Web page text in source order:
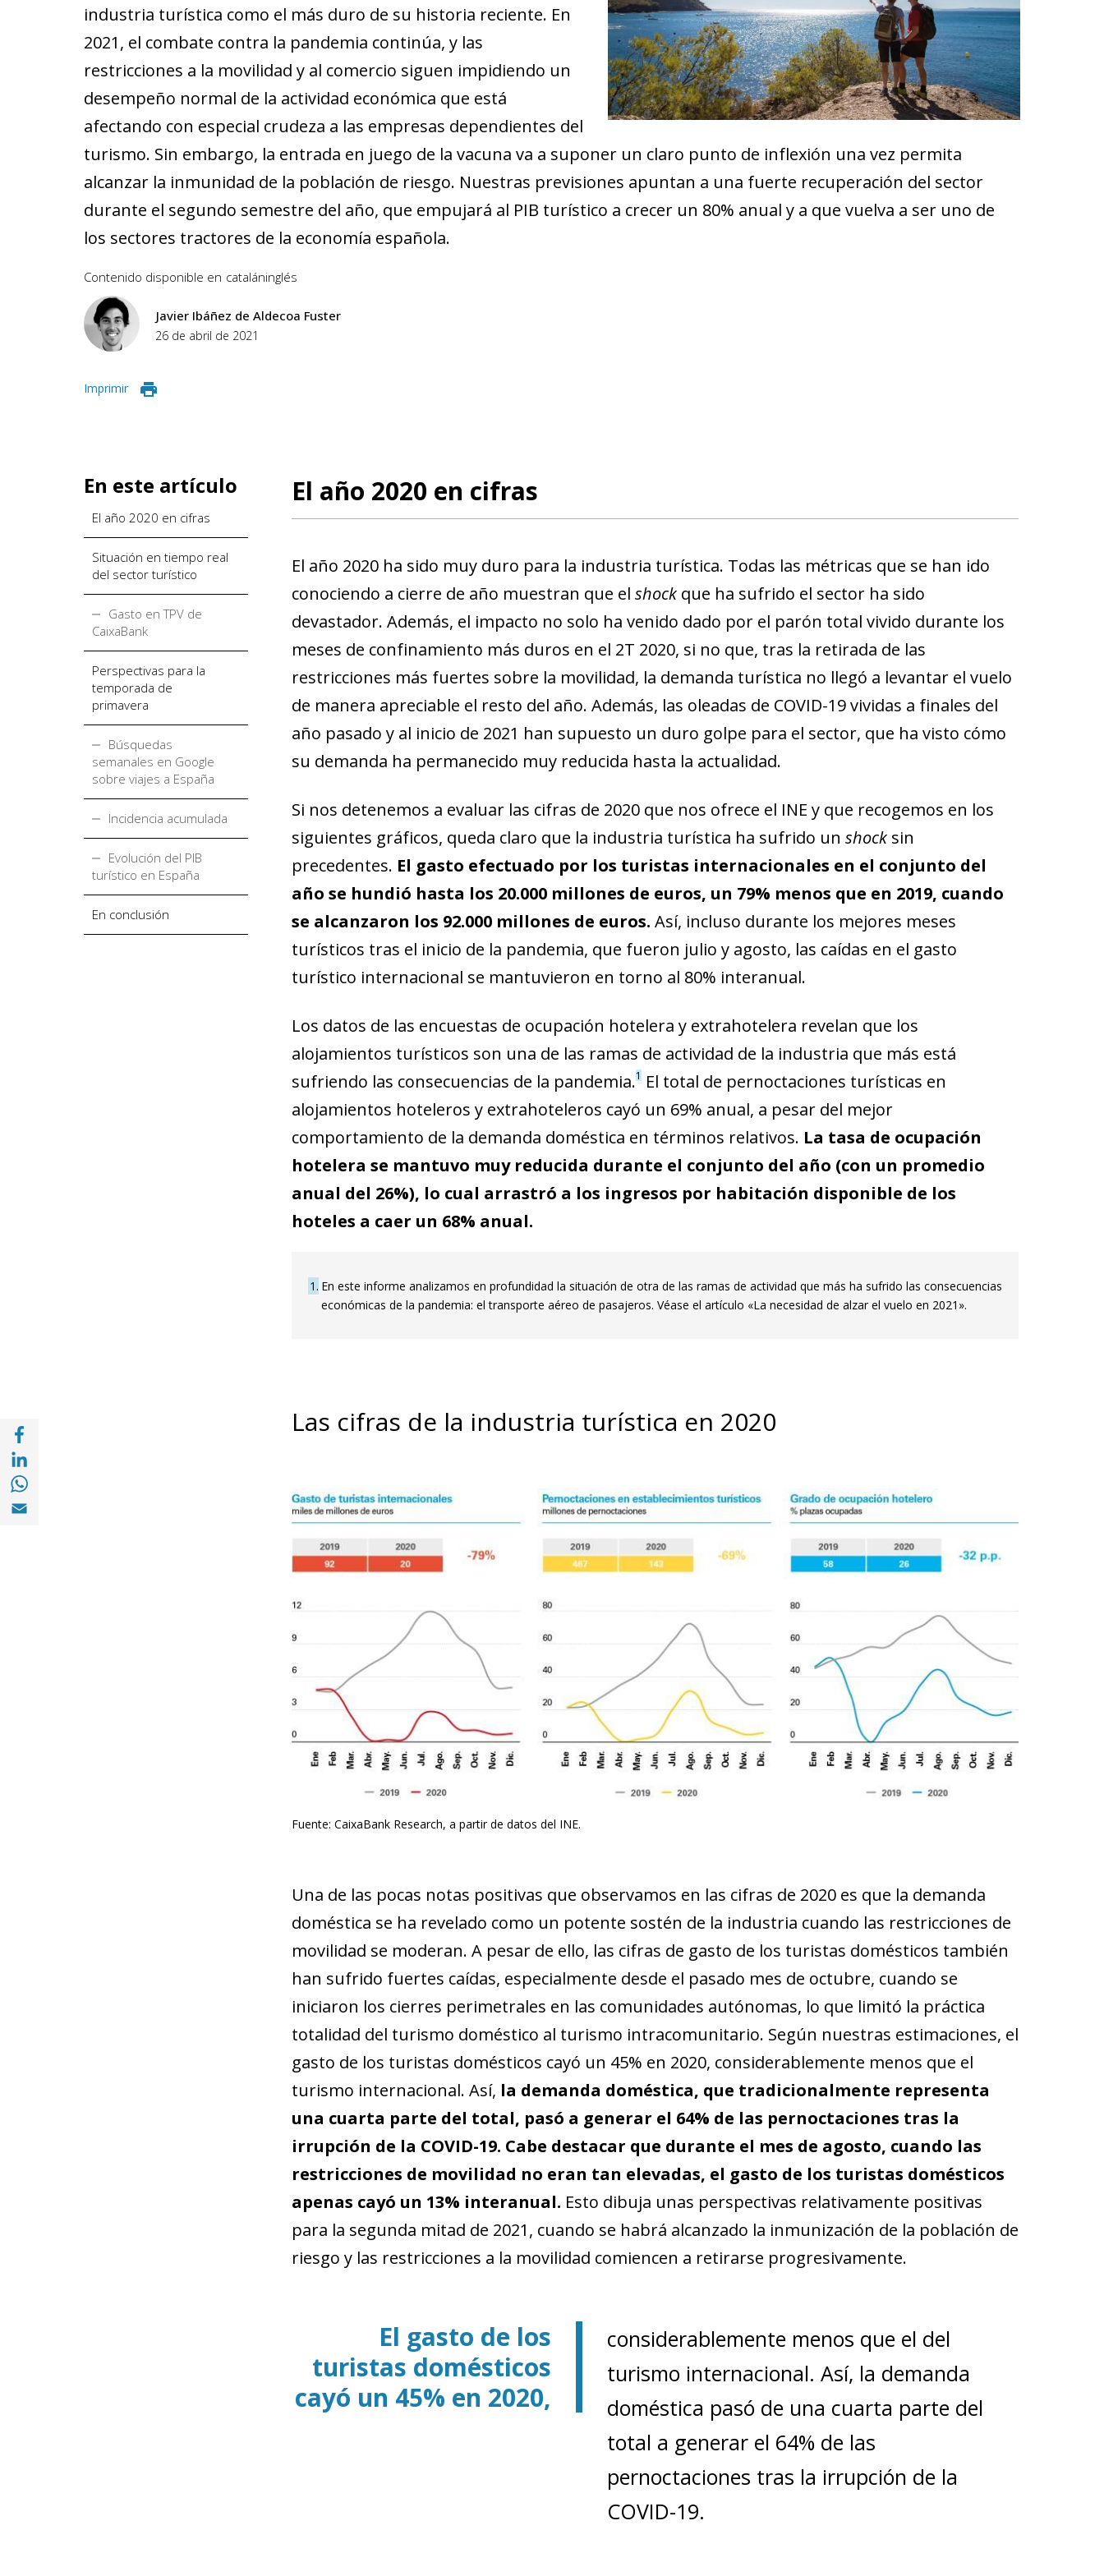
industria turística como el más duro de su historia reciente. En
2021, el combate contra la pandemia continúa, y las
restricciones a la movilidad y al comercio siguen impidiendo un
desempeño normal de la actividad económica que está
afectando con especial crudeza a las empresas dependientes del
turismo. Sin embargo, la entrada en juego de la vacuna va a suponer un claro punto de inflexión una vez permita
alcanzar la inmunidad de la población de riesgo. Nuestras previsiones apuntan a una fuerte recuperación del sector
durante el segundo semestre del año, que empujará al PIB turístico a crecer un 80% anual y a que vuelva a ser uno de
los sectores tractores de la economía española.
Contenido disponible en cataláninglés
Javier Ibáñez de Aldecoa Fuster
26 de abril de 2021
Imprimir
Compartir en Facebook (opens in a new window)
Compartir en Email (opens in a new window)
En este artículo
El año 2020 en cifras
Situación en tiempo real
del sector turístico
Gasto en TPV de
CaixaBank
Perspectivas para la
temporada de
primavera
Búsquedas
semanales en Google
sobre viajes a España
Incidencia acumulada
Evolución del PIB
turístico en España
En conclusión
El año 2020 en cifras
El año 2020 ha sido muy duro para la industria turística. Todas las métricas que se han ido
conociendo a cierre de año muestran que el shockque ha sufrido el sector ha sido
devastador. Además, el impacto no solo ha venido dado por el parón total vivido durante los
meses de confinamiento más duros en el 2T 2020, si no que, tras la retirada de las
restricciones más fuertes sobre la movilidad, la demanda turística no llegó a levantar el vuelo
de manera apreciable el resto del año. Además, las oleadas de COVID-19 vividas a finales del
año pasado y al inicio de 2021 han supuesto un duro golpe para el sector, que ha visto cómo
su demanda ha permanecido muy reducida hasta la actualidad.
Si nos detenemos a evaluar las cifras de 2020 que nos ofrece el INE y que recogemos en los
siguientes gráficos, queda claro que la industria turística ha sufrido un shocksin
precedentes. El gasto efectuado por los turistas internacionales en el conjunto del
año se hundió hasta los 20.000 millones de euros, un 79% menos que en 2019, cuando
se alcanzaron los 92.000 millones de euros. Así, incluso durante los mejores meses
turísticos tras el inicio de la pandemia, que fueron julio y agosto, las caídas en el gasto
turístico internacional se mantuvieron en torno al 80% interanual.
Los datos de las encuestas de ocupación hotelera y extrahotelera revelan que los
alojamientos turísticos son una de las ramas de actividad de la industria que más está
sufriendo las consecuencias de la pandemia.1El total de pernoctaciones turísticas en
alojamientos hoteleros y extrahoteleros cayó un 69% anual, a pesar del mejor
comportamiento de la demanda doméstica en términos relativos. La tasa de ocupación
hotelera se mantuvo muy reducida durante el conjunto del año (con un promedio
anual del 26%), lo cual arrastró a los ingresos por habitación disponible de los
hoteles a caer un 68% anual.
1 En este informe analizamos en profundidad la situación de otra de las ramas de actividad que más ha sufrido las consecuencias
económicas de la pandemia: el transporte aéreo de pasajeros. Véase el artículo «La necesidad de alzar el vuelo en 2021».
Las cifras de la industria turística en 2020
Fuente: CaixaBank Research, a partir de datos del INE.
Una de las pocas notas positivas que observamos en las cifras de 2020 es que la demanda
doméstica se ha revelado como un potente sostén de la industria cuando las restricciones de
movilidad se moderan. A pesar de ello, las cifras de gasto de los turistas domésticos también
han sufrido fuertes caídas, especialmente desde el pasado mes de octubre, cuando se
iniciaron los cierres perimetrales en las comunidades autónomas, lo que limitó la práctica
totalidad del turismo doméstico al turismo intracomunitario. Según nuestras estimaciones, el
gasto de los turistas domésticos cayó un 45% en 2020, considerablemente menos que el
turismo internacional. Así, la demanda doméstica, que tradicionalmente representa
una cuarta parte del total, pasó a generar el 64% de las pernoctaciones tras la
irrupción de la COVID-19. Cabe destacar que durante el mes de agosto, cuando las
restricciones de movilidad no eran tan elevadas, el gasto de los turistas domésticos
apenas cayó un 13% interanual. Esto dibuja unas perspectivas relativamente positivas
para la segunda mitad de 2021, cuando se habrá alcanzado la inmunización de la población de
riesgo y las restricciones a la movilidad comiencen a retirarse progresivamente.
El gasto de los
turistas domésticos
cayó un 45% en 2020,
considerablemente menos que el del
turismo internacional. Así, la demanda
doméstica pasó de una cuarta parte del
total a generar el 64% de las
pernoctaciones tras la irrupción de la
COVID-19.